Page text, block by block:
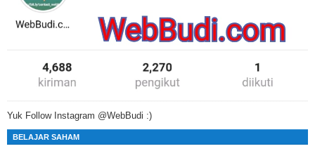
Yuk Follow Instagram @WebBudi :)
BELAJAR SAHAM